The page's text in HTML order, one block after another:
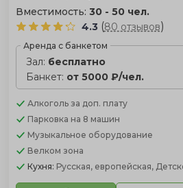
Вместимость: 30 - 50 чел.
4.3 (80 отзывов)
Аренда с банкетом
Зал: бесплатно
Банкет: от 5000 ₽/чел.
Алкоголь за доп. плату
Парковка на 8 машин
Музыкальное оборудование
Велком зона
Кухня: Русская, европейская,